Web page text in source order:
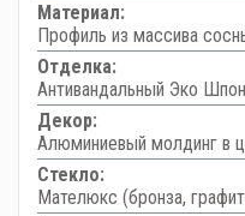
Материал:
Профиль из массива
Отделка:
Антивандальный Эко
Декор:
Алюминиевый молдинг в
Стекло:
Мателюкс (бронза,